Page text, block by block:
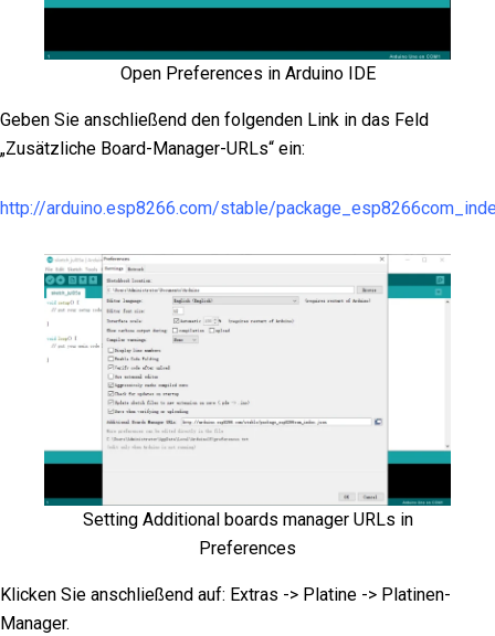
Open Preferences in Arduino IDE
Geben Sie anschließend den folgenden Link in das Feld
„Zusätzliche Board-Manager-URLs“ ein:
http://arduino.esp8266.com/stable/
Setting Additional boards manager URLs in
Preferences
Klicken Sie anschließend auf: Extras -> Platine -> Platinen-
Manager.